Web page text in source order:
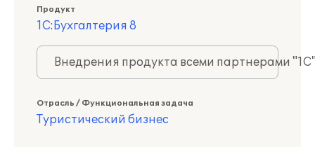
Продукт
1С:Бухгалтерия 8
Внедрения продукта всеми партнерами
Отрасль / Функциональная задача
Туристический бизнес